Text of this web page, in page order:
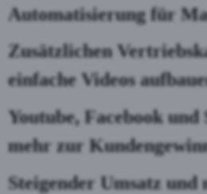
Automatisierung für
Zusätzlichen
einfache Videos
Youtube, Facebook
mehr zur
Steigender Umsatz